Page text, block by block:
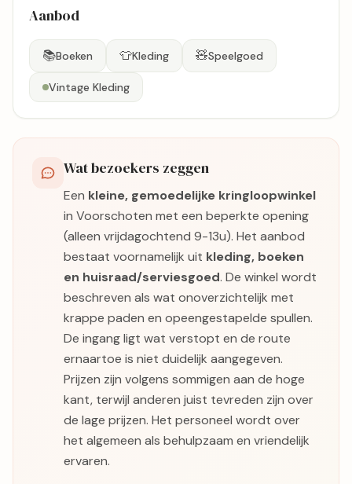
Aanbod
📚Boeken 👕Kleding 🧸Speelgoed
Vintage Kleding
Wat bezoekers zeggen
Een kleine, gemoedelijke kringloopwinkel
in Voorschoten met een beperkte opening
(alleen vrijdagochtend 9-13u). Het aanbod
bestaat voornamelijk uit kleding, boeken
en huisraad/serviesgoed. De winkel wordt
beschreven als wat onoverzichtelijk met
krappe paden en opeengestapelde spullen.
De ingang ligt wat verstopt en de route
ernaartoe is niet duidelijk aangegeven.
Prijzen zijn volgens sommigen aan de hoge
kant, terwijl anderen juist tevreden zijn over
de lage prijzen. Het personeel wordt over
het algemeen als behulpzaam en vriendelijk
ervaren.